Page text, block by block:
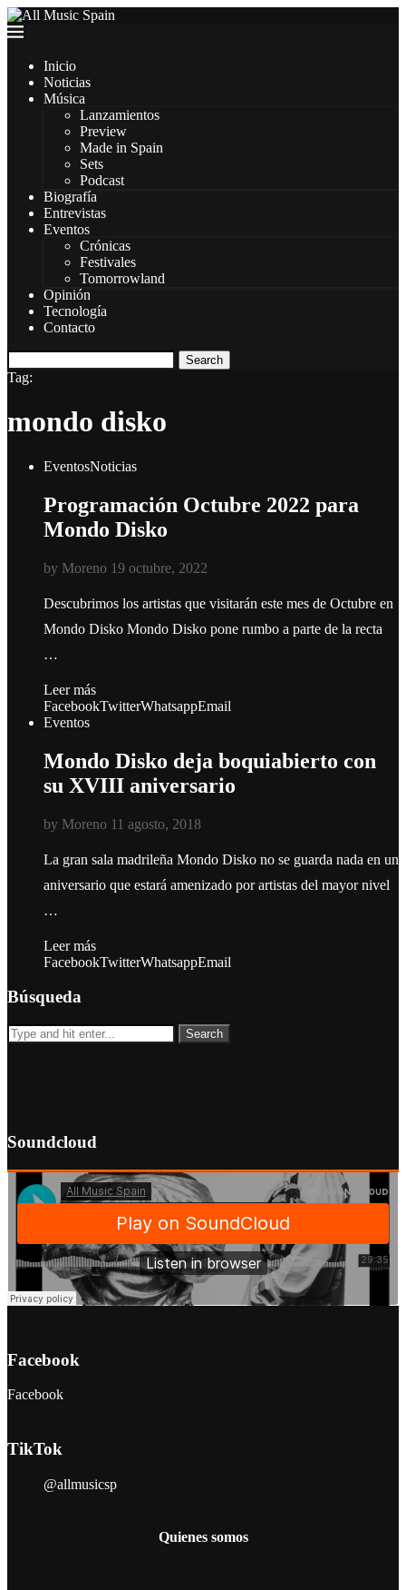
Inicio
Noticias
Música
Lanzamientos
Preview
Made in Spain
Sets
Podcast
Biografía
Entrevistas
Eventos
Crónicas
Festivales
Tomorrowland
Opinión
Tecnología
Contacto
Search
Tag:
mondo disko
EventosNoticias
Programación Octubre 2022 para
Mondo Disko
by Moreno 19 octubre, 2022
Descubrimos los artistas que visitarán este mes de Octubre en
Mondo Disko Mondo Disko pone rumbo a parte de la recta
…
Leer más
FacebookTwitterWhatsappEmail
Eventos
Mondo Disko deja boquiabierto con
su XVIII aniversario
by Moreno 11 agosto, 2018
La gran sala madrileña Mondo Disko no se guarda nada en un
aniversario que estará amenizado por artistas del mayor nivel
…
Leer más
FacebookTwitterWhatsappEmail
Búsqueda
Soundcloud
Facebook
Facebook
TikTok
@allmusicsp
Quienes somos